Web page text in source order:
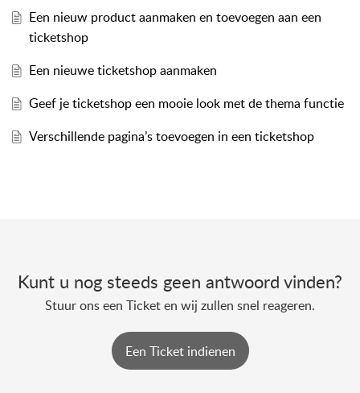
Een nieuw product aanmaken en toevoegen aan een
ticketshop
Een nieuwe ticketshop aanmaken
Geef je ticketshop een mooie look met de thema functie
Verschillende pagina’s toevoegen in een ticketshop
Kunt u nog steeds geen antwoord vinden?
Stuur ons een Ticket en wij zullen snel reageren.
Een Ticket indienen